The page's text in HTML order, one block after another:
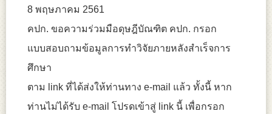
8 พฤษภาคม 2561
คปก. ขอความร่วมมือดุษฎีบัณฑิต คปก. กรอก
แบบสอบถามข้อมูลการทำวิจัยภายหลังสำเร็จการ
ศึกษา
ตาม link ที่ได้ส่งให้ท่านทาง e-mail แล้ว ทั้งนี้ หาก
ท่านไม่ได้รับ e-mail โปรดเข้าสู่ link นี้ เพื่อกรอก